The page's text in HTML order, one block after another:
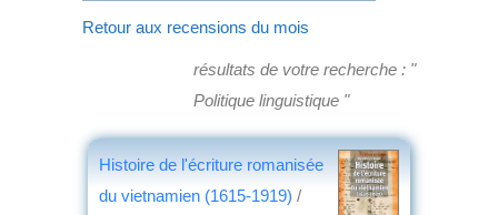
Retour aux recensions du mois
résultats de votre recherche : "
Politique linguistique "
Histoire de l'écriture romanisée
du vietnamien (1615-1919) /